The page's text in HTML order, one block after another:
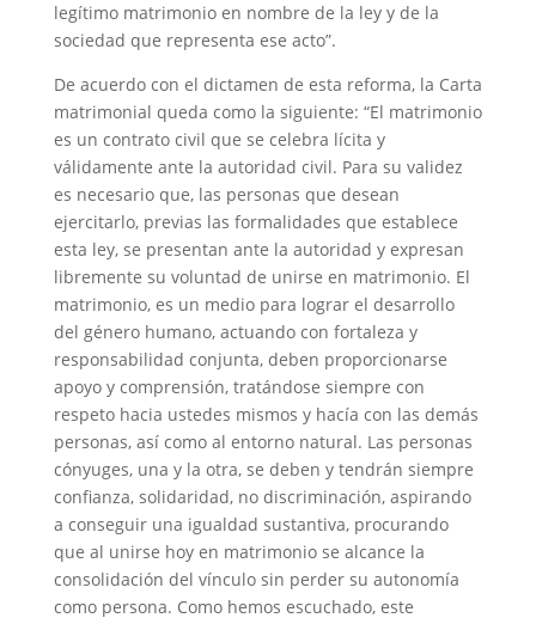
legítimo matrimonio en nombre de la ley y de la
sociedad que representa ese acto”.
De acuerdo con el dictamen de esta reforma, la Carta
matrimonial queda como la siguiente: “El matrimonio
es un contrato civil que se celebra lícita y
válidamente ante la autoridad civil. Para su validez
es necesario que, las personas que desean
ejercitarlo, previas las formalidades que establece
esta ley, se presentan ante la autoridad y expresan
libremente su voluntad de unirse en matrimonio. El
matrimonio, es un medio para lograr el desarrollo
del género humano, actuando con fortaleza y
responsabilidad conjunta, deben proporcionarse
apoyo y comprensión, tratándose siempre con
respeto hacia ustedes mismos y hacía con las demás
personas, así como al entorno natural. Las personas
cónyuges, una y la otra, se deben y tendrán siempre
confianza, solidaridad, no discriminación, aspirando
a conseguir una igualdad sustantiva, procurando
que al unirse hoy en matrimonio se alcance la
consolidación del vínculo sin perder su autonomía
como persona. Como hemos escuchado, este